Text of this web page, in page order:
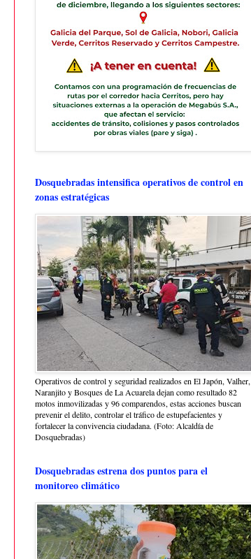
Dosquebradas intensifica operativos de control en
zonas estratégicas
Operativos de control y seguridad realizados en El Japón, Valher,
Naranjito y Bosques de La Acuarela dejan como resultado 82
motos inmovilizadas y 96 comparendos, estas acciones buscan
prevenir el delito, controlar el tráfico de estupefacientes y
fortalecer la convivencia ciudadana. (Foto: Alcaldía de
Dosquebradas)
Dosquebradas estrena dos puntos para el
monitoreo climático